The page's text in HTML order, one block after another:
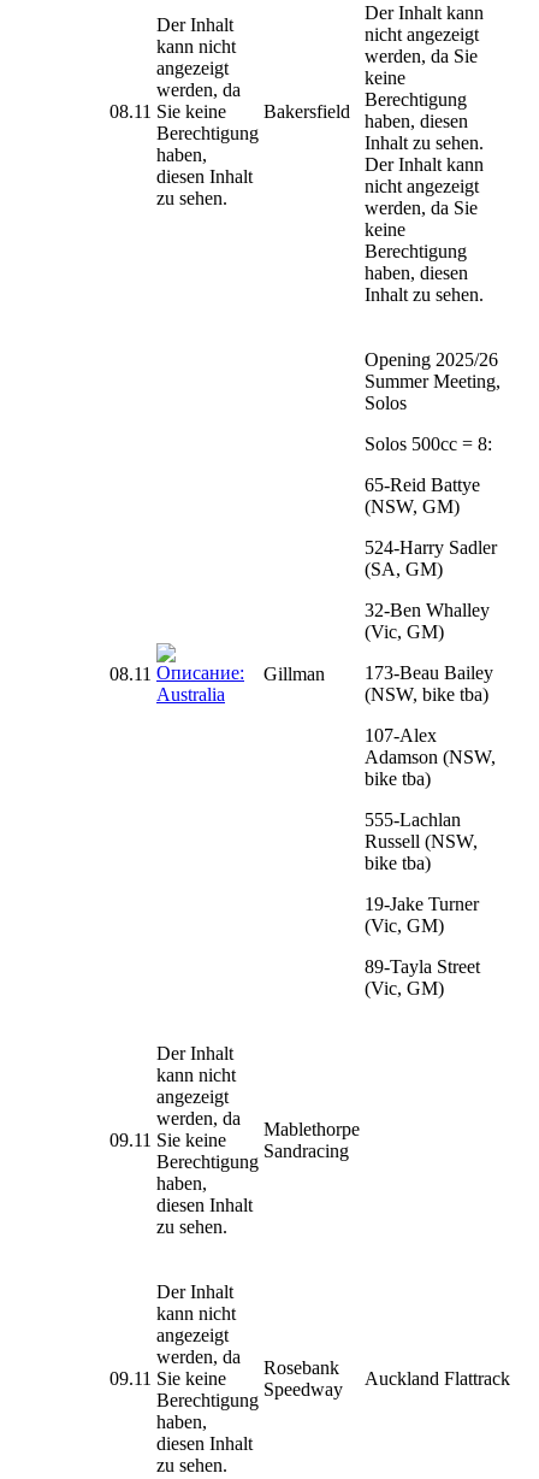
08.11
Der Inhalt
kann nicht
angezeigt
werden, da
Sie keine
Berechtigung
haben,
diesen Inhalt
zu sehen.
Bakersfield
Der Inhalt kann
nicht angezeigt
werden, da Sie
keine
Berechtigung
haben, diesen
Inhalt zu sehen.
Der Inhalt kann
nicht angezeigt
werden, da Sie
keine
Berechtigung
haben, diesen
Inhalt zu sehen.
08.11 Gillman
Opening 2025/26
Summer Meeting,
Solos
Solos 500cc = 8:
65-Reid Battye
(NSW, GM)
524-Harry Sadler
(SA, GM)
32-Ben Whalley
(Vic, GM)
173-Beau Bailey
(NSW, bike tba)
107-Alex
Adamson (NSW,
bike tba)
555-Lachlan
Russell (NSW,
bike tba)
19-Jake Turner
(Vic, GM)
89-Tayla Street
(Vic, GM)
09.11
Der Inhalt
kann nicht
angezeigt
werden, da
Sie keine
Berechtigung
haben,
diesen Inhalt
zu sehen.
Mablethorpe
Sandracing
09.11
Der Inhalt
kann nicht
angezeigt
werden, da
Sie keine
Berechtigung
haben,
diesen Inhalt
zu sehen.
Rosebank
Speedway
Auckland Flattrack